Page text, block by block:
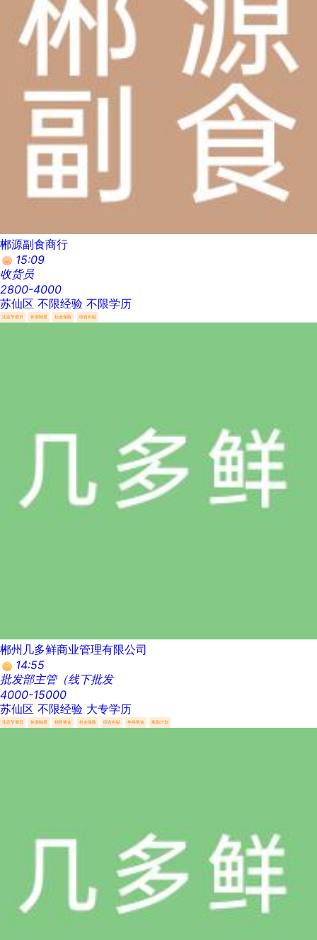
郴源副食商行
15:09
收货员
2800-4000
苏仙区 不限经验 不限学历
法定节假日 休假制度 社会保险 综合补贴
郴州几多鲜商业管理有限公司
14:55
批发部主管（线下批发
4000-15000
苏仙区 不限经验 大专学历
法定节假日 休假制度 销售奖金 社会保险 综合补贴 年终奖金 奖励计划